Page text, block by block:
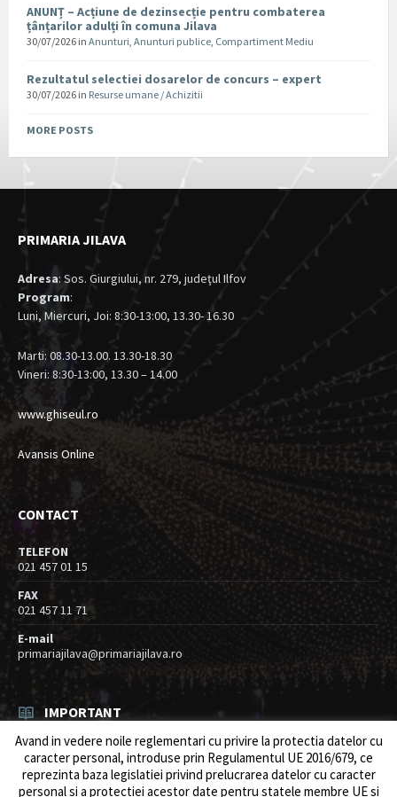
ANUNȚ – Acțiune de dezinsecție pentru combaterea
țânțarilor adulți în comuna Jilava
30/07/2026 in Anunturi, Anunturi publice, Compartiment Mediu
Rezultatul selectiei dosarelor de concurs – expert
30/07/2026 in Resurse umane / Achizitii
MORE POSTS
PRIMARIA JILAVA
Adresa: Sos. Giurgiului, nr. 279, judeţul Ilfov
Program:
Luni, Miercuri, Joi: 8:30-13:00, 13.30- 16.30
Marti: 08.30-13.00. 13.30-18.30
Vineri: 8:30-13:00, 13.30 – 14.00
www.ghiseul.ro
Avansis Online
CONTACT
TELEFON
021 457 01 15
FAX
021 457 11 71
E-mail
primariajilava@primariajilava.ro
IMPORTANT
Rezultat concurs expert – proba scrisa
06/08/2026 inResurse umane / Achizitii
Avand in vedere noile reglementari cu privire la protectia datelor cu
caracter personal, introduse prin Regulamentul UE 2016/679, ce
reprezinta baza legislatiei privind prelucrarea datelor cu caracter
personal si a protectiei acestor date pentru statele membre UE si